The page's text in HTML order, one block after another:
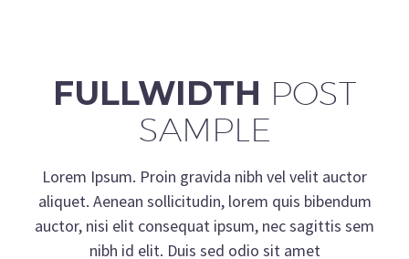
FULLWIDTH POST
SAMPLE
Lorem Ipsum. Proin gravida nibh vel velit auctor
aliquet. Aenean sollicitudin, lorem quis bibendum
auctor, nisi elit consequat ipsum, nec sagittis sem
nibh id elit. Duis sed odio sit amet